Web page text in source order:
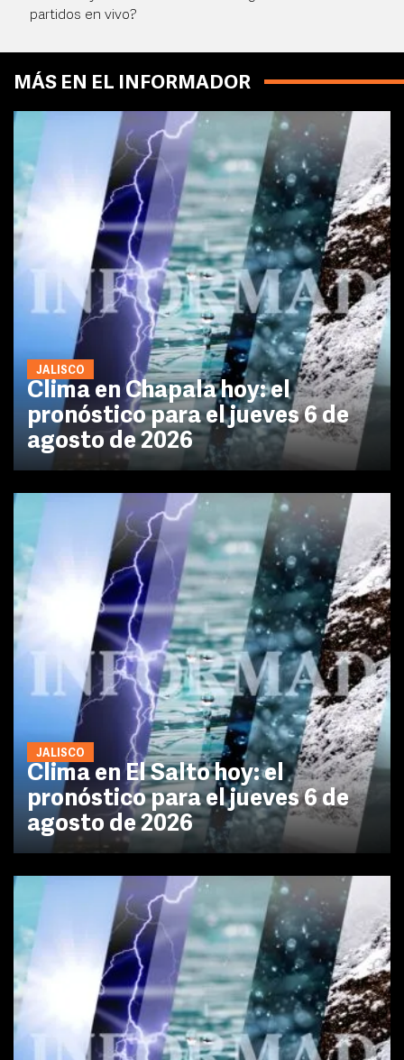
partidos en vivo?
MÁS EN EL INFORMADOR
JALISCO
Clima en Chapala hoy: el
pronóstico para el jueves 6 de
agosto de 2026
JALISCO
Clima en El Salto hoy: el
pronóstico para el jueves 6 de
agosto de 2026